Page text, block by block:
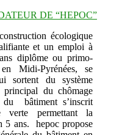
DE “HEPOC”
écologique
et un emploi à
diplôme ou primo-
Midi-Pyrénées, se
sortent du système
principal du chômage
bâtiment s’inscrit
verte permettant la
5 ans. hepoc propose